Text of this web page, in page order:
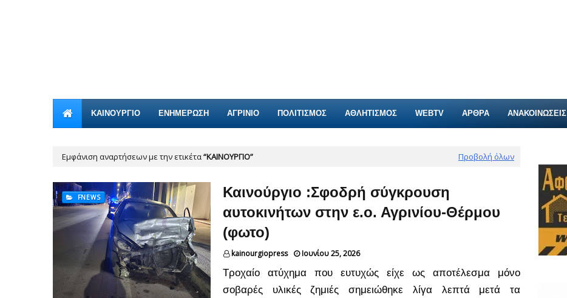
ΚΑΙΝΟΎΡΓΙΟ ΕΝΗΜΕΡΩΣΗ ΑΓΡΙΝΙΟ ΠΟΛΙΤΙΣΜΟΣ ΑΘΛΗΤΙΣΜΟΣ WEBTV ΑΡΘΡΑ ΑΝΑΚΟΙΝΩΣΕΙΣ
Εμφάνιση αναρτήσεων με την ετικέτα ΚΑΙΝΟΎΡΓΙΟ Προβολή όλων
FNEWS
Καινούργιο :Σφοδρή σύγκρουση
αυτοκινήτων στην ε.ο. Αγρινίου-Θέρμου
(φωτο)
kainourgiopress Ιουνίου 25, 2026
Τροχαίο ατύχημα που ευτυχώς είχε ως αποτέλεσμα μόνο
σοβαρές υλικές ζημιές σημειώθηκε λίγα λεπτά μετά τα